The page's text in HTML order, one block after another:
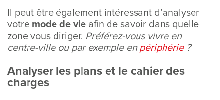
Il peut être également intéressant d’analyser
votre mode de vie afin de savoir dans quelle
zone vous diriger. Préférez-vous vivre en
centre-ville ou par exemple en périphérie?
Analyser les plans et le cahier des
charges